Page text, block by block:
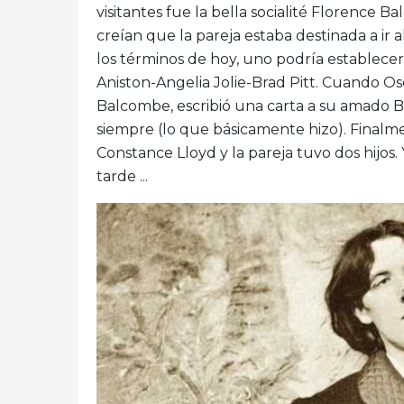
visitantes fue la bella socialité Florence
creían que la pareja estaba destinada a ir
los términos de hoy, uno podría
Aniston-Angelia Jolie-Brad Pitt. Cuando
Balcombe, escribió una carta a su amado
siempre (lo que básicamente hizo).
Constance Lloyd y la pareja tuvo dos
tarde ...